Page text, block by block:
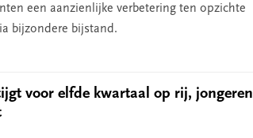
een aanzienlijke verbetering ten opzichte
bijzondere bijstand.
voor elfde kwartaal op rij, jongeren